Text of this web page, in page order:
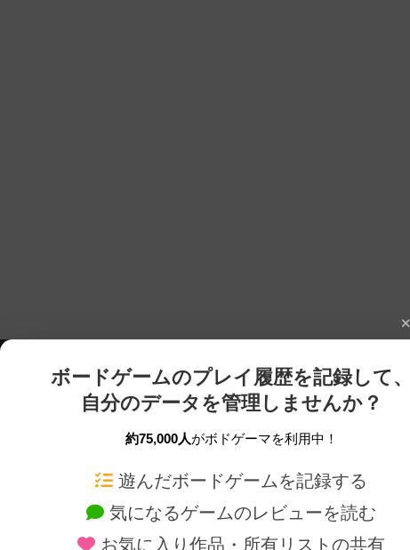
ボードゲームのプレイ履歴を記録して、
自分のデータを管理しませんか？
約75,000人がボドゲーマを利用中！
遊んだボードゲームを記録する
気になるゲームのレビューを読む
お気に入り作品・所有リストの共有
ボードゲームを検索する 新作・再入荷情報